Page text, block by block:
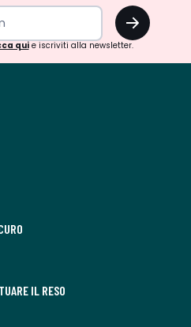
OK
quie iscriviti alla newsletter.
IL RESO